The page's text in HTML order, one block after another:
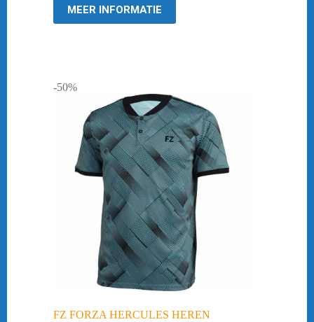
MEER INFORMATIE
-50%
FZ FORZA HERCULES HEREN